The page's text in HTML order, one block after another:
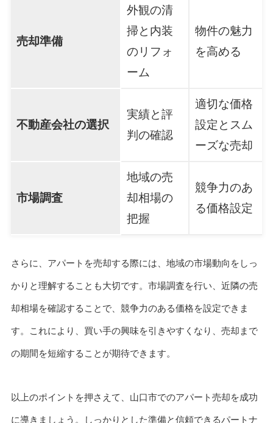
売却準備
外観の清
掃と内装
のリフォ
ーム
物件の魅力
を高める
不動産会社の選択
実績と評
判の確認
適切な価格
設定とスム
ーズな売却
市場調査
地域の売
却相場の
把握
競争力のあ
る価格設定
さらに、アパートを売却する際には、地域の市場動向をしっ
かりと理解することも大切です。市場調査を行い、近隣の売
却相場を確認することで、競争力のある価格を設定できま
す。これにより、買い手の興味を引きやすくなり、売却まで
の期間を短縮することが期待できます。
以上のポイントを押さえて、山口市でのアパート売却を成功
に導きましょう。しっかりとした準備と信頼できるパートナ